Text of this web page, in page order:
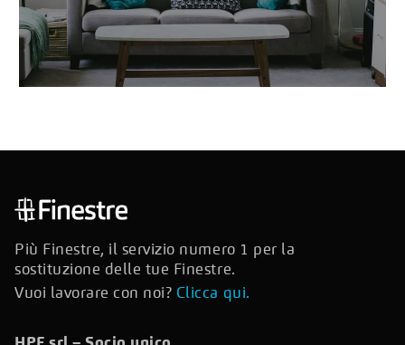
Più Finestre, il servizio numero 1 per la
sostituzione delle tue Finestre.
Vuoi lavorare con noi? Clicca qui.